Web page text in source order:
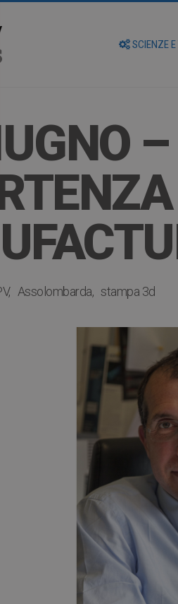
SCIENZE
Assolombarda stampa 3d